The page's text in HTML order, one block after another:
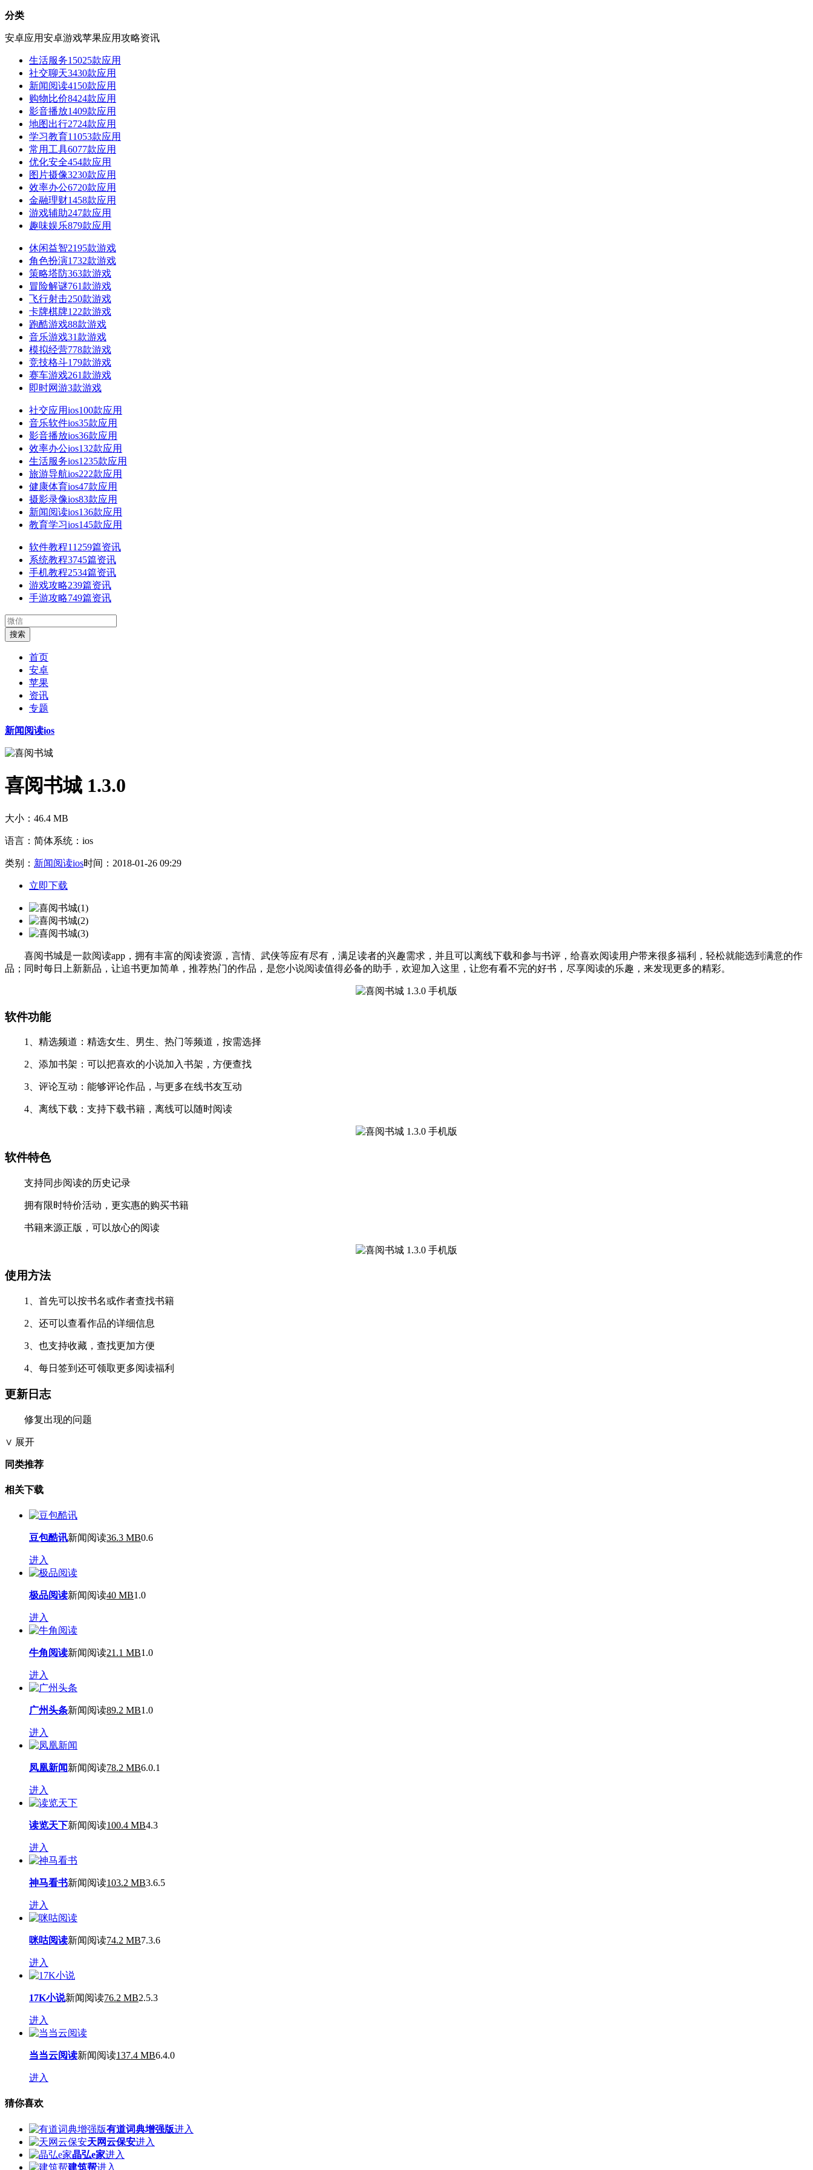
分类
安卓应用安卓游戏苹果应用攻略资讯
生活服务15025款应用
社交聊天3430款应用
新闻阅读4150款应用
购物比价8424款应用
影音播放1409款应用
地图出行2724款应用
学习教育11053款应用
常用工具6077款应用
优化安全454款应用
图片摄像3230款应用
效率办公6720款应用
金融理财1458款应用
游戏辅助247款应用
趣味娱乐879款应用
休闲益智2195款游戏
角色扮演1732款游戏
策略塔防363款游戏
冒险解谜761款游戏
飞行射击250款游戏
卡牌棋牌122款游戏
跑酷游戏88款游戏
音乐游戏31款游戏
模拟经营778款游戏
竞技格斗179款游戏
赛车游戏261款游戏
即时网游3款游戏
社交应用ios100款应用
音乐软件ios35款应用
影音播放ios36款应用
效率办公ios132款应用
生活服务ios1235款应用
旅游导航ios222款应用
健康体育ios47款应用
摄影录像ios83款应用
新闻阅读ios136款应用
教育学习ios145款应用
软件教程11259篇资讯
系统教程3745篇资讯
手机教程2534篇资讯
游戏攻略239篇资讯
手游攻略749篇资讯
首页
安卓
苹果
资讯
专题
新闻阅读ios
喜阅书城 1.3.0
大小：46.4 MB
语言：简体系统：ios
类别： 新闻阅读ios时间：2018-01-26 09:29
立即下载
喜阅书城是一款阅读app，拥有丰富的阅读资源，言情、武侠等应有尽有，满足读者的兴趣需求，并且可以离线下载和参与书评，给喜欢阅读用户带来很多福利，轻松就能选到满意的作
品；同时每日上新新品，让追书更加简单，推荐热门的作品，是您小说阅读值得必备的助手，欢迎加入这里，让您有看不完的好书，尽享阅读的乐趣，来发现更多的精彩。
软件功能
1、精选频道：精选女生、男生、热门等频道，按需选择
2、添加书架：可以把喜欢的小说加入书架，方便查找
3、评论互动：能够评论作品，与更多在线书友互动
4、离线下载：支持下载书籍，离线可以随时阅读
软件特色
支持同步阅读的历史记录
拥有限时特价活动，更实惠的购买书籍
书籍来源正版，可以放心的阅读
使用方法
1、首先可以按书名或作者查找书籍
2、还可以查看作品的详细信息
3、也支持收藏，查找更加方便
4、每日签到还可领取更多阅读福利
更新日志
修复出现的问题
∨ 展开
同类推荐
相关下载
豆包酷讯新闻阅读36.3 MB0.6
进入
极品阅读新闻阅读40 MB1.0
进入
牛角阅读新闻阅读21.1 MB1.0
进入
广州头条新闻阅读89.2 MB1.0
进入
凤凰新闻新闻阅读78.2 MB6.0.1
进入
读览天下新闻阅读100.4 MB4.3
进入
神马看书新闻阅读103.2 MB3.6.5
进入
咪咕阅读新闻阅读74.2 MB7.3.6
进入
17K小说新闻阅读76.2 MB2.5.3
进入
当当云阅读新闻阅读137.4 MB6.4.0
进入
猜你喜欢
有道词典增强版进入
天网云保安进入
晶弘e家进入
建筑帮进入